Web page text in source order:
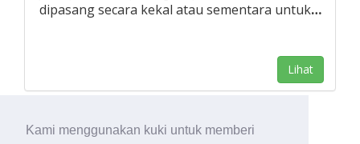
Kami menggunakan kuki untuk memberi
dipasang secara kekal atau sementara untuk…
Lihat